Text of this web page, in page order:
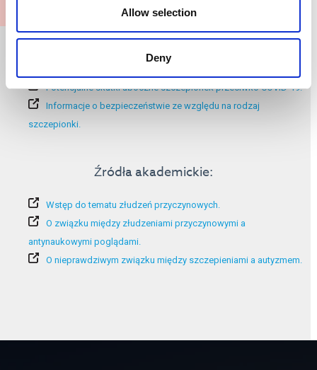
Allow selection
Deny
Dodatkowe informacje:
Potencjalne skutki uboczne szczepionek przeciwko COVID-19.
Informacje o bezpieczeństwie ze względu na rodzaj
szczepionki.
Źródła akademickie:
Wstęp do tematu złudzeń przyczynowych.
O związku między złudzeniami przyczynowymi a
antynaukowymi poglądami.
O nieprawdziwym związku między szczepieniami a autyzmem.